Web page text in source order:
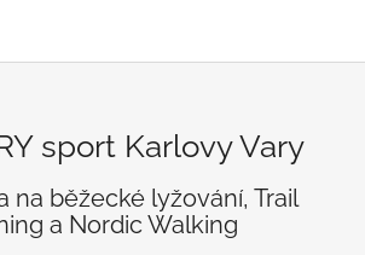
sport Karlovy Vary
na běžecké lyžování, Trail
a Nordic Walking